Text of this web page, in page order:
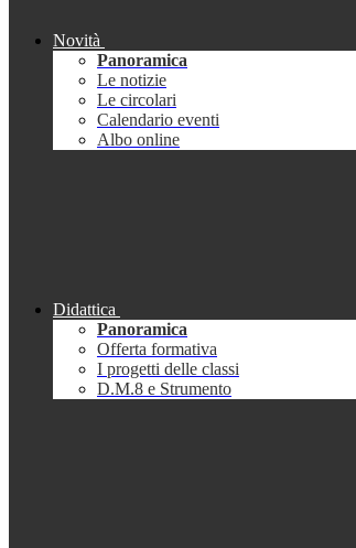
Novità
Panoramica
Le notizie
Le circolari
Calendario eventi
Albo online
Didattica
Panoramica
Offerta formativa
I progetti delle classi
D.M.8 e Strumento